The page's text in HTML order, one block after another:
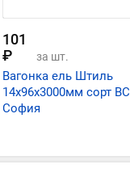
101
₽
за шт.
Вагонка ель Штиль
14х96х3000мм сорт ВС
София